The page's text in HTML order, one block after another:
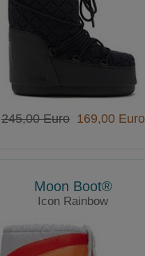
245,00 Euro169,00 Euro
Moon Boot®
Icon Rainbow